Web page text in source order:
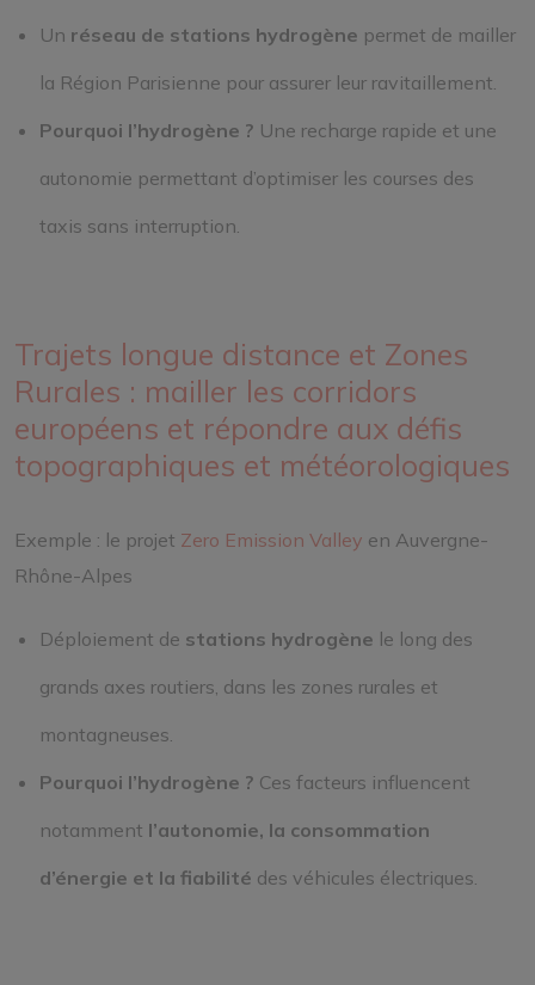
Un réseau de stations hydrogène permet de mailler
la Région Parisienne pour assurer leur ravitaillement.
Pourquoi l’hydrogène ? Une recharge rapide et une
autonomie permettant d’optimiser les courses des
taxis sans interruption.
Trajets longue distance et Zones
Rurales : mailler les corridors
européens et répondre aux défis
topographiques et météorologiques
Exemple : le projet Zero Emission Valley en Auvergne-
Rhône-Alpes
Déploiement de stations hydrogène le long des
grands axes routiers, dans les zones rurales et
montagneuses.
Pourquoi l’hydrogène ? Ces facteurs influencent
notamment l’autonomie, la consommation
d’énergie et la fiabilité des véhicules électriques.